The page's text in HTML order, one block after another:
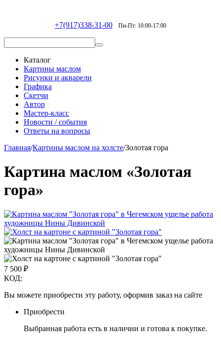
+7(917)338-31-00 Пн-Пт: 10:00-17:00
Каталог
Картины маслом
Рисунки и акварели
Графика
Скетчи
Автор
Мастер-класс
Новости / события
Ответы на вопросы
Главная/Картины маслом на холсте/Золотая гора
Картина маслом «Золотая
гора»
7 500 ₽
КОД:
Вы можете приобрести эту работу, оформив заказ на сайте
Приобрести
Выбранная работа есть в наличии и готова к покупке.